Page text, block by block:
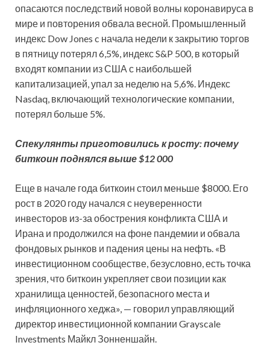
опасаются последствий новой волны коронавируса в
мире и повторения обвала весной. Промышленный
индекс Dow Jones c начала недели к закрытию торгов
в пятницу потерял 6,5%, индекс S&P 500, в который
входят компании из США с наибольшей
капитализацией, упал за неделю на 5,6%. Индекс
Nasdaq, включающий технологические компании,
потерял больше 5%.
Спекулянты приготовились к росту: почему
биткоин поднялся выше $12 000
Еще в начале года биткоин стоил меньше $8000. Его
рост в 2020 году начался с неуверенности
инвесторов из-за обострения конфликта США и
Ирана и продолжился на фоне пандемии и обвала
фондовых рынков и падения цены на нефть. «В
инвестиционном сообществе, безусловно, есть точка
зрения, что биткоин укрепляет свои позиции как
хранилища ценностей, безопасного места и
инфляционного хеджа», — говорил управляющий
директор инвестиционной компании Grayscale
Investments Майкл Зонненшайн.